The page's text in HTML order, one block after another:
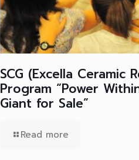
SCG (Excella Ceramic
Program “Power
Giant for Sale”
Read more